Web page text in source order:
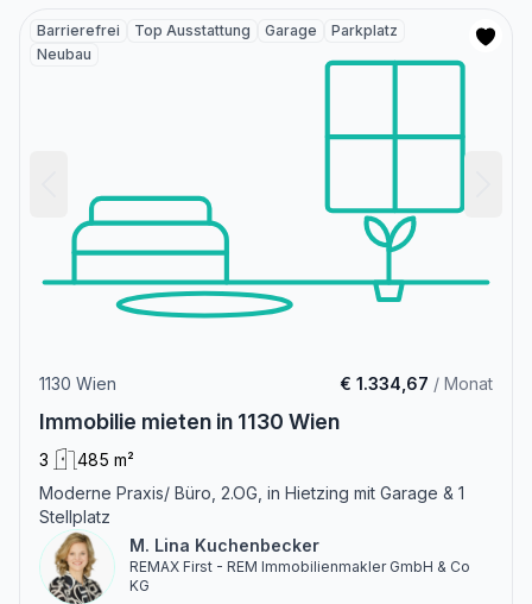
Barrierefrei Top Ausstattung Garage
Parkplatz
Neubau
1130 Wien € 1.334,67 / Monat
Immobilie mieten in 1130 Wien
3
485 m²
Moderne Praxis/ Büro, 2.OG, in Hietzing mit Garage & 1
Stellplatz
M. Lina Kuchenbecker
REMAX First - REM Immobilienmakler GmbH & Co
KG